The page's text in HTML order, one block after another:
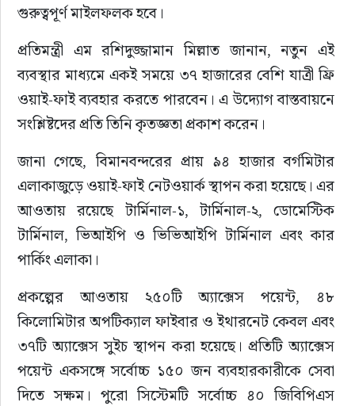
গুরুত্বপূর্ণ মাইলফলক হবে।
প্রতিমন্ত্রী এম রশিদুজ্জামান মিল্লাত জানান, নতুন এই
ব্যবস্থার মাধ্যমে একই সময়ে ৩৭ হাজারের বেশি যাত্রী ফ্রি
ওয়াই-ফাই ব্যবহার করতে পারবেন। এ উদ্যোগ বাস্তবায়নে
সংশ্লিষ্টদের প্রতি তিনি কৃতজ্ঞতা প্রকাশ করেন।
জানা গেছে, বিমানবন্দরের প্রায় ৯৪ হাজার বর্গমিটার
এলাকাজুড়ে ওয়াই-ফাই নেটওয়ার্ক স্থাপন করা হয়েছে। এর
আওতায় রয়েছে টার্মিনাল-১, টার্মিনাল-২, ডোমেস্টিক
টার্মিনাল, ভিআইপি ও ভিভিআইপি টার্মিনাল এবং কার
পার্কিং এলাকা।
প্রকল্পের আওতায় ২৫০টি অ্যাক্সেস পয়েন্ট, ৪৮
কিলোমিটার অপটিক্যাল ফাইবার ও ইথারনেট কেবল এবং
৩৭টি অ্যাক্সেস সুইচ স্থাপন করা হয়েছে। প্রতিটি অ্যাক্সেস
পয়েন্ট একসঙ্গে সর্বোচ্চ ১৫০ জন ব্যবহারকারীকে সেবা
দিতে সক্ষম। পুরো সিস্টেমটি সর্বোচ্চ ৪০ জিবিপিএস